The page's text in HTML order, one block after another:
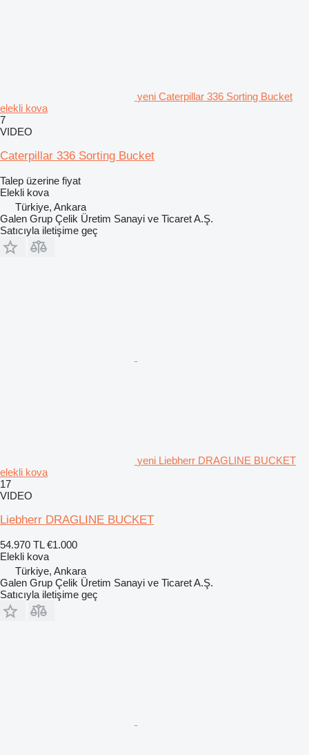
yeni Caterpillar 336 Sorting Bucket
elekli kova
7
VIDEO
Caterpillar 336 Sorting Bucket
Talep üzerine fiyat
Elekli kova
Türkiye, Ankara
Galen Grup Çelik Üretim Sanayi ve Ticaret A.Ş.
Satıcıyla iletişime geç
yeni Liebherr DRAGLINE BUCKET
elekli kova
17
VIDEO
Liebherr DRAGLINE BUCKET
54.970 TL €1.000
Elekli kova
Türkiye, Ankara
Galen Grup Çelik Üretim Sanayi ve Ticaret A.Ş.
Satıcıyla iletişime geç